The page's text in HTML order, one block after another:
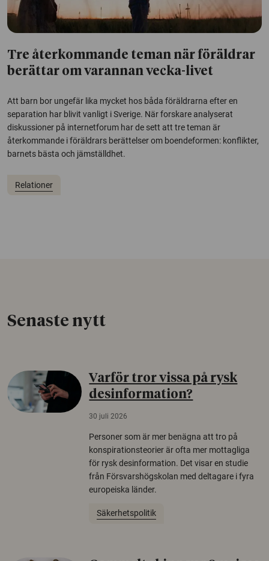
Tre återkommande teman när föräldrar
berättar om varannan vecka-livet
Att barn bor ungefär lika mycket hos båda föräldrarna efter en
separation har blivit vanligt i Sverige. När forskare analyserat
diskussioner på internetforum har de sett att tre teman är
återkommande i föräldrars berättelser om boendeformen: konflikter,
barnets bästa och jämställdhet.
Relationer
Senaste nytt
Varför tror vissa på rysk
desinformation?
30 juli 2026
Personer som är mer benägna att tro på
konspirationsteorier är ofta mer mottagliga
för rysk desinformation. Det visar en studie
från Försvarshögskolan med deltagare i fyra
europeiska länder.
Säkerhetspolitik